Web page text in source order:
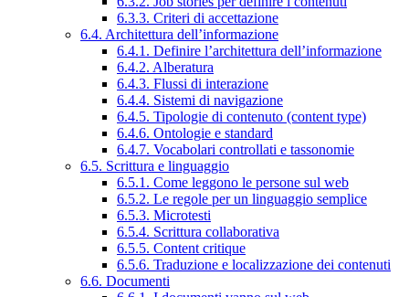
6.3.3. Criteri di accettazione
6.4. Architettura dell’informazione
6.4.1. Definire l’architettura dell’informazione
6.4.2. Alberatura
6.4.3. Flussi di interazione
6.4.4. Sistemi di navigazione
6.4.5. Tipologie di contenuto (content type)
6.4.6. Ontologie e standard
6.4.7. Vocabolari controllati e tassonomie
6.5. Scrittura e linguaggio
6.5.1. Come leggono le persone sul web
6.5.2. Le regole per un linguaggio semplice
6.5.3. Microtesti
6.5.4. Scrittura collaborativa
6.5.5. Content critique
6.5.6. Traduzione e localizzazione dei contenuti
6.6. Documenti